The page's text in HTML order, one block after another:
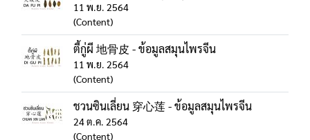
11 พ.ย. 2564
(Content)
ตี้กู่ผี 地骨皮 - ข้อมูลสมุนไพรจีน
11 พ.ย. 2564
(Content)
ชวนซินเลี่ยน 穿心莲 - ข้อมูลสมุนไพรจีน
24 ต.ค. 2564
(Content)